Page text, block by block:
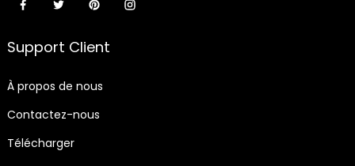
Support Client
À propos de nous
Contactez-nous
Télécharger